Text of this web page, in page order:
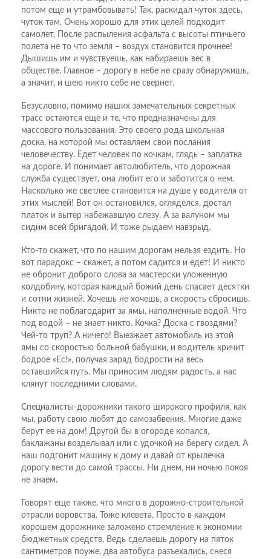
потом еще и утрамбовывать! Так, раскидал чуток здесь,
чуток там. Очень хорошо для этих целей подходит
самолет. После распыления асфальта с высоты птичьего
полета не то что земля – воздух становится прочнее!
Дышишь им и чувствуешь, как набираешь вес в
обществе. Главное – дорогу в небе не сразу обнаружишь,
а значит, и шею никто себе не свернет.
Безусловно, помимо наших замечательных секретных
трасс остаются еще и те, что предназначены для
массового пользования. Это своего рода школьная
доска, на которой мы оставляем свои послания
человечеству. Едет человек по кочкам, глядь – заплатка
на дороге. И понимает автолюбитель, что дорожная
служба существует, она любит его и заботится о нем.
Насколько же светлее становится на душе у водителя от
этих мыслей! Вот он остановился, огляделся, достал
платок и вытер набежавшую слезу. А за валуном мы
сидим всей бригадой. И тоже рыдаем навзрыд.
Кто-то скажет, что по нашим дорогам нельзя ездить. Но
вот парадокс – скажет, а потом садится и едет! И никто
не обронит доброго слова за мастерски уложенную
колдобину, которая каждый божий день спасает десятки
и сотни жизней. Хочешь не хочешь, а скорость сбросишь.
Никто не поблагодарит за ямы, наполненные водой. Что
под водой – не знает никто. Кочка? Доска с гвоздями?
Чей-то труп? А ничего! Выезжает автомобиль из этой
ямы со скоростью больной бабушки, и водитель кричит
бодрое «Ес!», получая заряд бодрости на весь
оставшийся путь. Мы приносим людям радость, а нас
клянут последними словами.
Специалисты-дорожники такого широкого профиля, как
мы, работу свою любят до самозабвения. Многие даже
берут ее на дом! Другой бы в огороде копался,
баклажаны возделывал или с удочкой на берегу сидел. А
наш подгонит машину к дому и давай от крылечка
дорогу вести до самой трассы. Ни днем, ни ночью покоя
не знаем.
Говорят еще также, что много в дорожно-строительной
отрасли воровства. Тоже клевета. Просто в каждом
хорошем дорожнике заложено стремление к экономии
бюджетных средств. Ведь сделаешь дорогу на пяток
сантиметров поуже, два автобуса разъехались, снеся